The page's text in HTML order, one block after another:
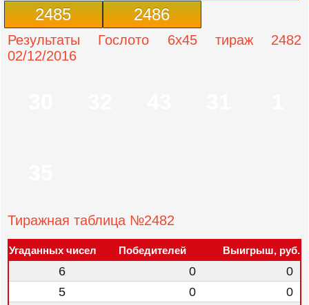
2485
2486
Результаты Гослото 6x45 тираж 2482
02/12/2016
Тиражная таблица №2482
Угаданных чисел Победителей Выигрыш, руб.
6 0
0
5
0
0